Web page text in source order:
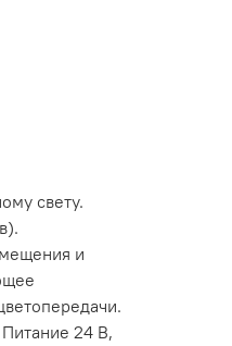
свету.
и
24 В,